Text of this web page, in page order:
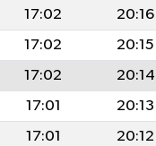
17:02 20:16
17:02 20:15
17:02 20:14
17:01 20:13
17:01 20:12